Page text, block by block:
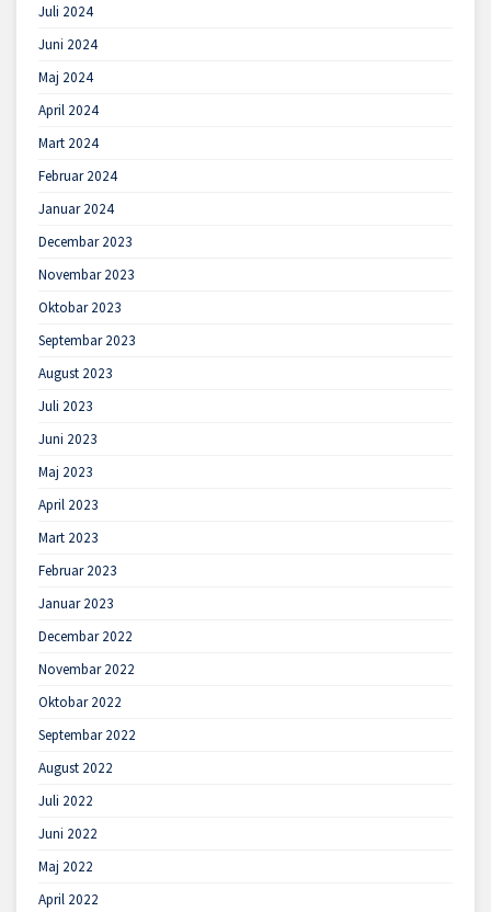
Juli 2024
Juni 2024
Maj 2024
April 2024
Mart 2024
Februar 2024
Januar 2024
Decembar 2023
Novembar 2023
Oktobar 2023
Septembar 2023
August 2023
Juli 2023
Juni 2023
Maj 2023
April 2023
Mart 2023
Februar 2023
Januar 2023
Decembar 2022
Novembar 2022
Oktobar 2022
Septembar 2022
August 2022
Juli 2022
Juni 2022
Maj 2022
April 2022